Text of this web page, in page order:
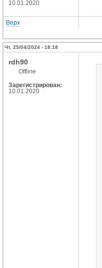
10.01.2020
Верх
Чт, 25/04/2024 - 18:18
rdh90
Offline
Зарегистрирован:
10.01.2020